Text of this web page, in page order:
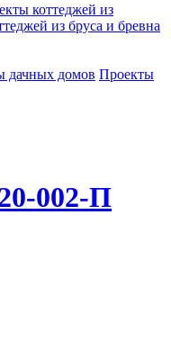
коттеджей из
из бруса и бревна
дачных домов Проекты
002-П